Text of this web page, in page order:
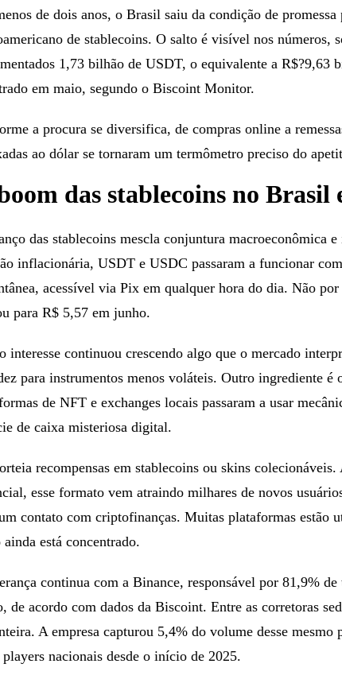
de dois anos, o Brasil saiu da condição de
de stablecoins. O salto é visível nos números,
1,73 bilhão de USDT, o equivalente a R$?9,63
em maio, segundo o Biscoint Monitor.
a procura se diversifica, de compras online a
ao dólar se tornaram um termômetro preciso do
das stablecoins no Brasil
das stablecoins mescla conjuntura macroeconômica
inflacionária, USDT e USDC passaram a funcionar
acessível via Pix em qualquer hora do dia. Não
para R$ 5,57 em junho.
interesse continuou crescendo algo que o mercado
para instrumentos menos voláteis. Outro ingrediente é
de NFT e exchanges locais passaram a usar
de caixa misteriosa digital.
recompensas em stablecoins ou skins
esse formato vem atraindo milhares de novos
contato com criptofinanças. Muitas plataformas estão
está concentrado.
continua com a Binance, responsável por 81,9%
de acordo com dados da Biscoint. Entre as corretoras
A empresa capturou 5,4% do volume desse mesmo
players nacionais desde o início de 2025.